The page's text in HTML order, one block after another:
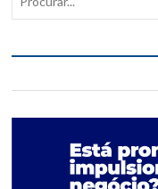
Americana